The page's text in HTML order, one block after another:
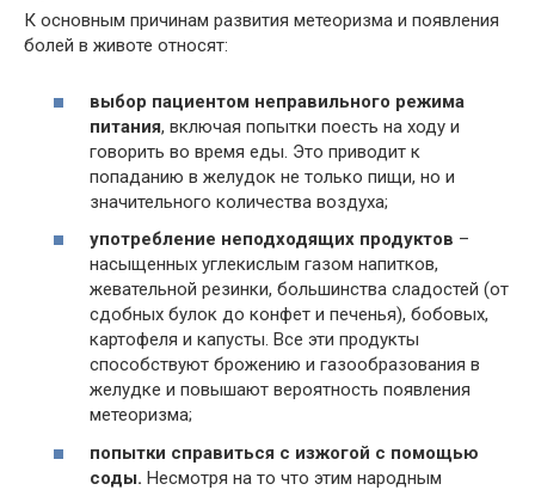
К основным причинам развития метеоризма и появления
болей в животе относят:
выбор пациентом неправильного режима
питания, включая попытки поесть на ходу и
говорить во время еды. Это приводит к
попаданию в желудок не только пищи, но и
значительного количества воздуха;
употребление неподходящих продуктов –
насыщенных углекислым газом напитков,
жевательной резинки, большинства сладостей (от
сдобных булок до конфет и печенья), бобовых,
картофеля и капусты. Все эти продукты
способствуют брожению и газообразования в
желудке и повышают вероятность появления
метеоризма;
попытки справиться с изжогой с помощью
соды. Несмотря на то что этим народным